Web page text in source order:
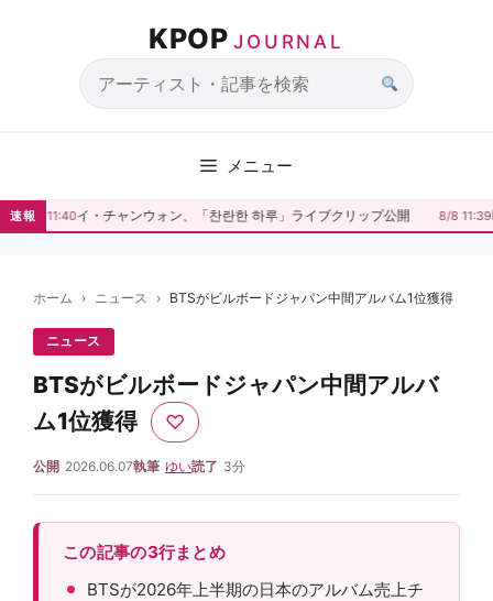
キ
ッ
KPOP JOURNAL
サ
検
索
メニュー
速報
8/8 11:40イ・チャンウォン、「찬란한 하루」ライブクリップ公開 8/8 11:39
ホーム ニュース BTSがビルボードジャパン中間アルバム1位獲得
ニュース
BTSがビルボードジャパン中間アルバ
ム1位獲得
♡
公開 2026.06.07執筆 ゆい読了 3分
この記事の3行まとめ
BTSが2026年上半期の日本のアルバム売上チ